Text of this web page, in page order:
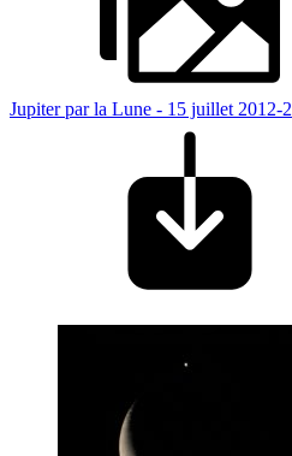
Jupiter par la Lune - 15 juillet 2012-2